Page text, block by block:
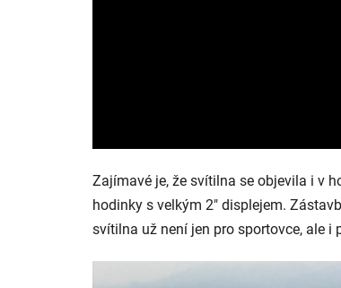
Zajímavé je, že svítilna se objevila i v
hodinky s velkým 2" displejem.
svítilna už není jen pro sportovce, ale i